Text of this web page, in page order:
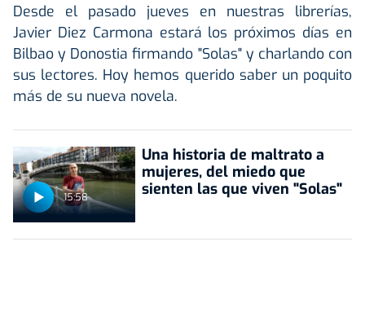
Desde el pasado jueves en nuestras librerías,
Javier Diez Carmona estará los próximos días en
Bilbao y Donostia firmando "Solas" y charlando con
sus lectores. Hoy hemos querido saber un poquito
más de su nueva novela.
15:58
Una historia de maltrato a
mujeres, del miedo que
sienten las que viven "Solas"